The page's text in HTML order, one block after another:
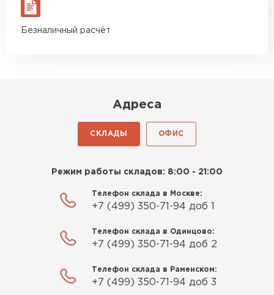
Безналичный расчёт
Адреса
СКЛАДЫ ОФИС
Режим работы складов: 8:00 - 21:00
Телефон склада в Москве:
+7 (499) 350-71-94 доб 1
Телефон склада в Одинцово:
+7 (499) 350-71-94 доб 2
Телефон склада в Раменском:
+7 (499) 350-71-94 доб 3